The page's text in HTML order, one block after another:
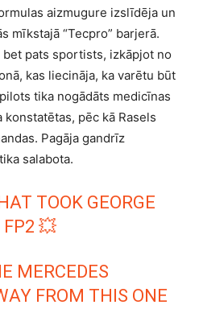
aizmugure izslīdēja un
mīkstajā “Tecpro” barjerā.
pats sportists, izkāpjot no
kas liecināja, ka varētu būt
tika nogādāts medicīnas
pēc kā Rasels
Pagāja gandrīz
salabota.
TOOK GEORGE
FP2 💥
MERCEDES
FROM THIS ONE